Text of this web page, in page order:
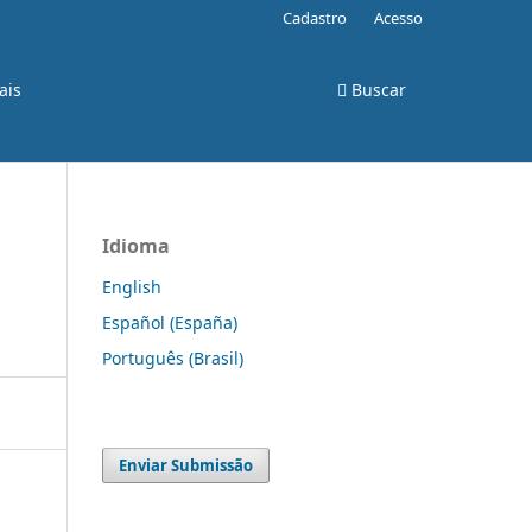
Buscar
Cadastro Acesso
Idioma
English
Español (España)
Português (Brasil)
Enviar Submissão